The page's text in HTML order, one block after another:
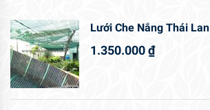
Lưới Che Nắng Thái Lan
1.350.000₫